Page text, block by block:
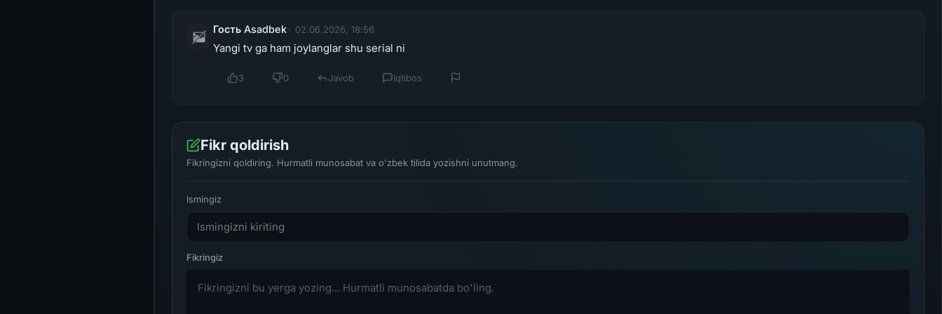
Гость Asadbek 02.06.2026, 18:56
Yangi tv ga ham joylanglar shu serial ni
3 0 Javob Iqtibos
Fikr qoldirish
Fikringizni qoldiring. Hurmatli munosabat va o'zbek tilida yozishni unutmang.
Ismingiz